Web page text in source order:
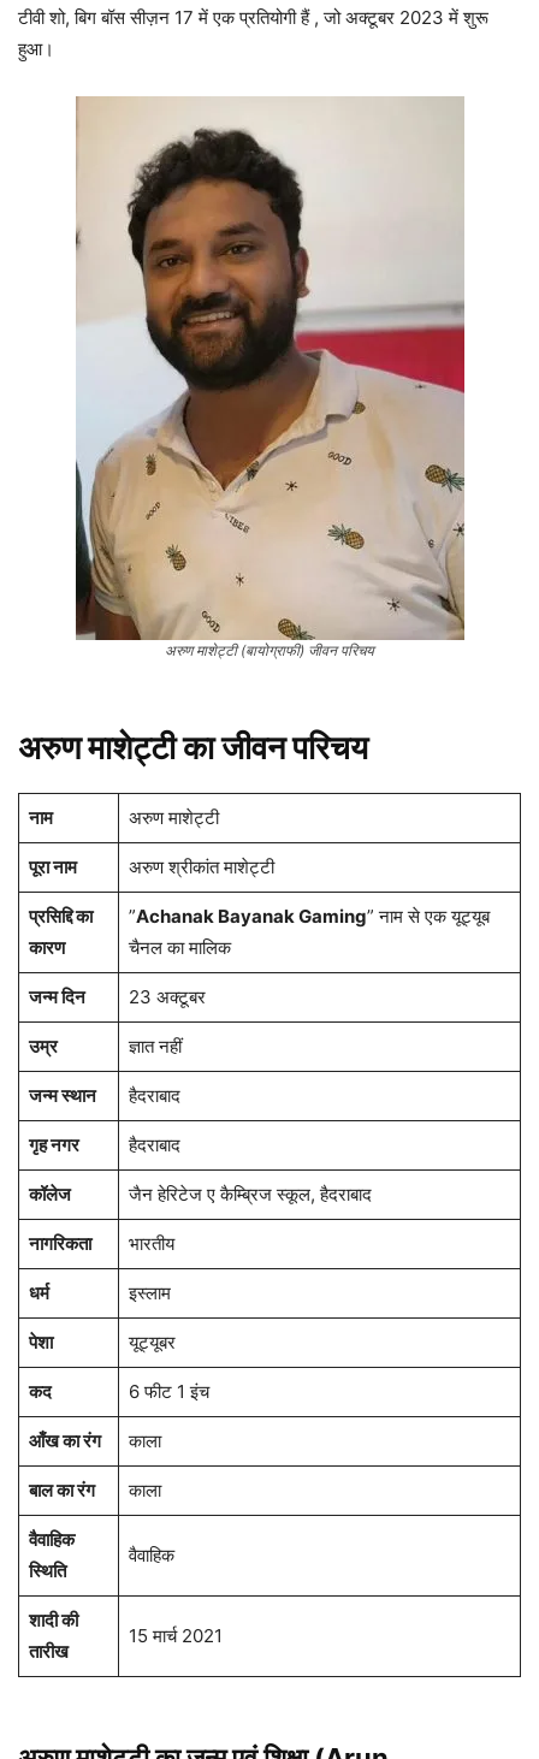
टीवी शो, बिग बॉस सीज़न 17 में एक प्रतियोगी हैं , जो अक्टूबर 2023 में शुरू
हुआ।
अरुण माशेट्टी (बायोग्राफी) जीवन परिचय
अरुण माशेट्टी का जीवन परिचय
नाम अरुण माशेट्टी
पूरा नाम अरुण श्रीकांत माशेट्टी
प्रसिद्दि का
कारण
”Achanak Bayanak Gaming” नाम से एक यूट्यूब
चैनल का मालिक
जन्म दिन 23 अक्टूबर
उम्र ज्ञात नहीं
जन्म स्थान हैदराबाद
गृह नगर हैदराबाद
कॉलेज जैन हेरिटेज ए कैम्ब्रिज स्कूल, हैदराबाद
नागरिकता भारतीय
धर्म इस्लाम
पेशा यूट्यूबर
कद 6 फीट 1 इंच
आँख का रंग काला
बाल का रंग काला
वैवाहिक
स्थिति
वैवाहिक
शादी की
तारीख
15 मार्च 2021